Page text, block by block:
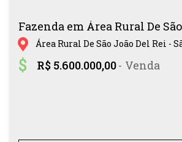
Área Rural De São João Del Rei -
R$ 5.600.000,00- Venda